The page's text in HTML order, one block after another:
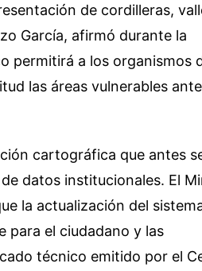
de cordilleras,
García, afirmó durante la
permitirá a los organismos
las áreas vulnerables ante
cartográfica que antes
datos institucionales. El
la actualización del
para el ciudadano y las
técnico emitido por el